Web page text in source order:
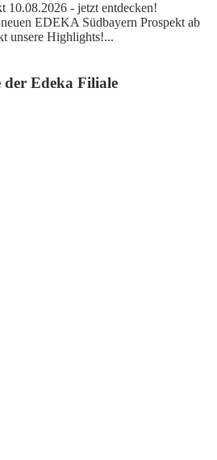
10.08.2026 - jetzt entdecken!
EDEKA Südbayern Prospekt ab
unsere Highlights!...
der Edeka Filiale